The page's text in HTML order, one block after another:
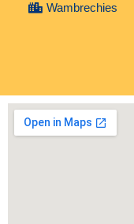
Wambrechies